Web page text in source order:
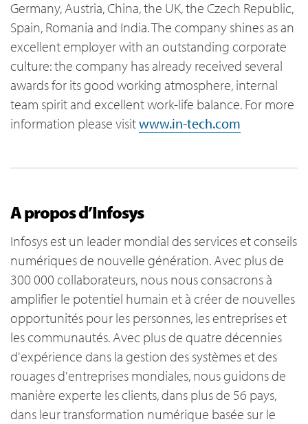
Germany, Austria, China, the UK, the Czech Republic,
Spain, Romania and India. The company shines as an
excellent employer with an outstanding corporate
culture: the company has already received several
awards for its good working atmosphere, internal
team spirit and excellent work-life balance. For more
information please visitwww.in-tech.com
A propos d’Infosys
Infosys est un leader mondial des services et conseils
numériques de nouvelle génération. Avec plus de
300 000 collaborateurs, nous nous consacrons à
amplifier le potentiel humain et à créer de nouvelles
opportunités pour les personnes, les entreprises et
les communautés. Avec plus de quatre décennies
d'expérience dans la gestion des systèmes et des
rouages d'entreprises mondiales, nous guidons de
manière experte les clients, dans plus de 56 pays,
dans leur transformation numérique basée sur le